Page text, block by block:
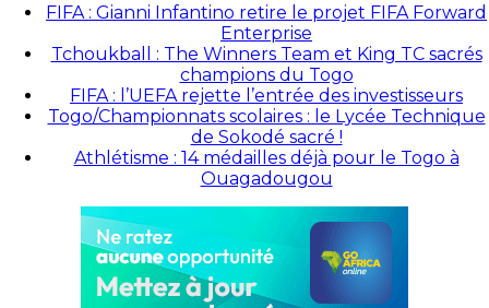
FIFA : Gianni Infantino retire le projet FIFA Forward
Enterprise
Tchoukball : The Winners Team et King TC sacrés
champions du Togo
FIFA : l’UEFA rejette l’entrée des investisseurs
Togo/Championnats scolaires : le Lycée Technique
de Sokodé sacré !
Athlétisme : 14 médailles déjà pour le Togo à
Ouagadougou